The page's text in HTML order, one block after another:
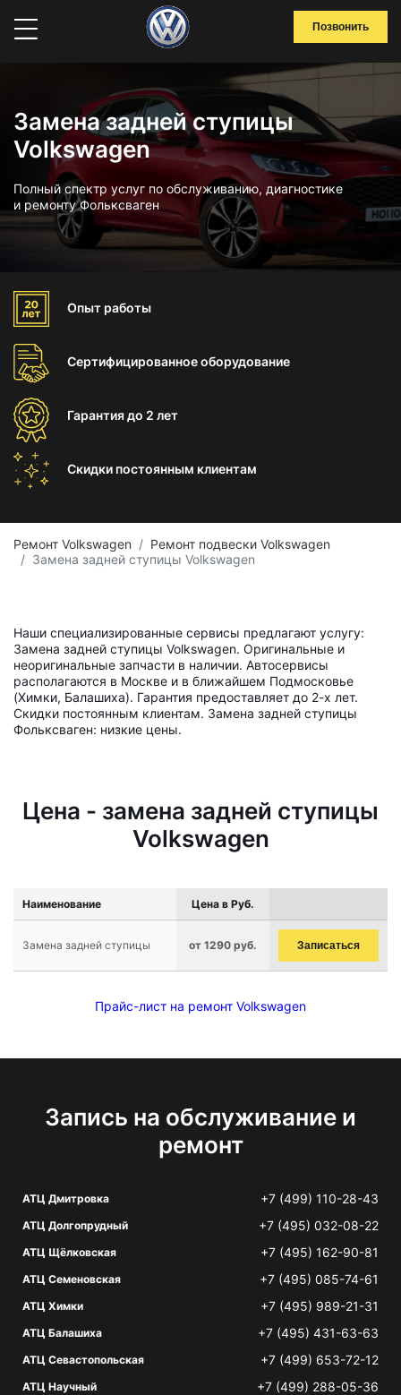
Позвонить
Замена задней ступицы
Volkswagen
Полный спектр услуг по обслуживанию, диагностике
и ремонту Фольксваген
Опыт работы
Сертифицированноеоборудование
Гарантиядо 2 лет
Скидки постоянным клиентам
Ремонт Volkswagen
Ремонт подвески Volkswagen
Замена задней ступицы Volkswagen
Наши специализированные сервисы предлагают услугу:
Замена задней ступицы Volkswagen. Оригинальные и
неоригинальные запчасти в наличии. Автосервисы
располагаются в Москве и в ближайшем Подмосковье
(Химки, Балашиха). Гарантия предоставляет до 2-х лет.
Скидки постоянным клиентам. Замена задней ступицы
Фольксваген: низкие цены.
Цена - замена задней ступицы
Volkswagen
Наименование Цена в Руб.
Замена задней ступицы от 1290 руб. Записаться
Прайс-лист на ремонт Volkswagen
Запись на обслуживание и
ремонт
АТЦ Дмитровка +7 (499) 110-28-43
АТЦ Долгопрудный +7 (495) 032-08-22
АТЦ Щёлковская +7 (495) 162-90-81
АТЦ Семеновская +7 (495) 085-74-61
АТЦ Химки +7 (495) 989-21-31
АТЦ Балашиха +7 (495) 431-63-63
АТЦ Севастопольская +7 (499) 653-72-12
АТЦ Научный +7 (499) 288-05-36